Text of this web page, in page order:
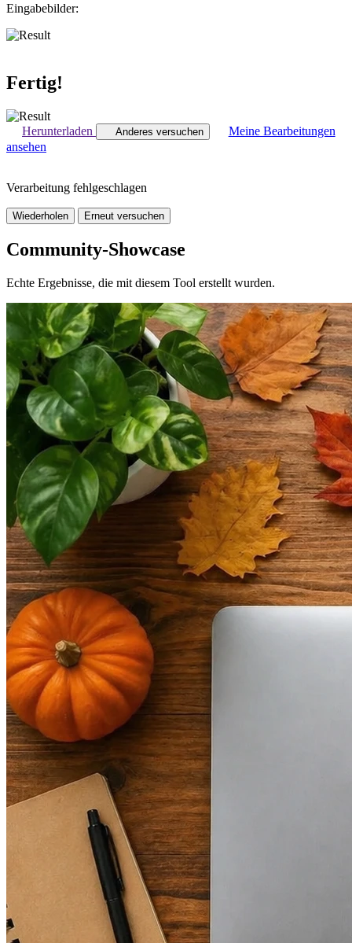
Eingabebilder:
Fertig!
Herunterladen Anderes versuchen
Meine Bearbeitungen
ansehen
Verarbeitung fehlgeschlagen
Wiederholen Erneut versuchen
Community-Showcase
Echte Ergebnisse, die mit diesem Tool erstellt wurden.